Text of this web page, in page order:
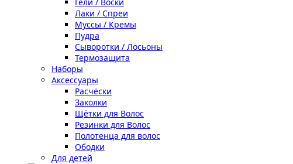
Лаки / Спреи
Муссы / Кремы
Пудра
Сыворотки / Лосьоны
Термозащита
Наборы
Аксессуары
Расчёски
Заколки
Щётки для Волос
Резинки для Волос
Полотенца для волос
Ободки
Для детей